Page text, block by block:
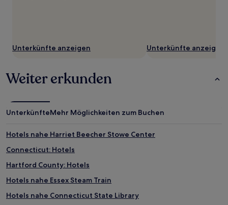
Unterkünfte anzeigen Unterkünfte anzeigen
Weiter erkunden
UnterkünfteMehr Möglichkeiten zum Buchen
Hotels nahe Harriet Beecher Stowe Center
Connecticut: Hotels
Hartford County: Hotels
Hotels nahe Essex Steam Train
Hotels nahe Connecticut State Library